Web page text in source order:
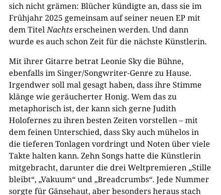
sich nicht grämen: Blücher kündigte an, dass sie im
Frühjahr 2025 gemeinsam auf seiner neuen EP mit
dem TitelNachtserscheinen werden. Und dann
wurde es auch schon Zeit für die nächste Künstlerin.
Mit ihrer Gitarre betrat Leonie Sky die Bühne,
ebenfalls im Singer/Songwriter-Genre zu Hause.
Irgendwer soll mal gesagt haben, dass ihre Stimme
klänge wie geräucherter Honig. Wem das zu
metaphorisch ist, der kann sich gerne Judith
Holofernes zu ihren besten Zeiten vorstellen – mit
dem feinen Unterschied, dass Sky auch mühelos in
die tieferen Tonlagen vordringt und Noten über viele
Takte halten kann. Zehn Songs hatte die Künstlerin
mitgebracht, darunter die drei Weltpremieren „Stille
bleibt“, „Vakuum“ und „Breadcrumbs“. Jede Nummer
sorgte für Gänsehaut, aber besonders heraus stach